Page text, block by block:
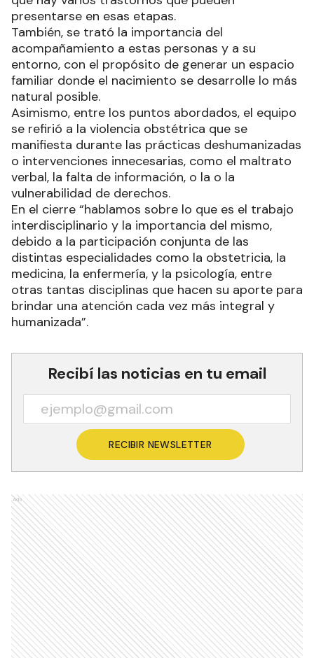
presentarse en esas etapas.
También, se trató la importancia del
acompañamiento a estas personas y a su
entorno, con el propósito de generar un espacio
familiar donde el nacimiento se desarrolle lo más
natural posible.
Asimismo, entre los puntos abordados, el equipo
se refirió a la violencia obstétrica que se
manifiesta durante las prácticas deshumanizadas
o intervenciones innecesarias, como el maltrato
verbal, la falta de información, o la o la
vulnerabilidad de derechos.
En el cierre “hablamos sobre lo que es el trabajo
interdisciplinario y la importancia del mismo,
debido a la participación conjunta de las
distintas especialidades como la obstetricia, la
medicina, la enfermería, y la psicología, entre
otras tantas disciplinas que hacen su aporte para
brindar una atención cada vez más integral y
humanizada”.
Recibí las noticias en tu email
RECIBIR NEWSLETTER
Ads